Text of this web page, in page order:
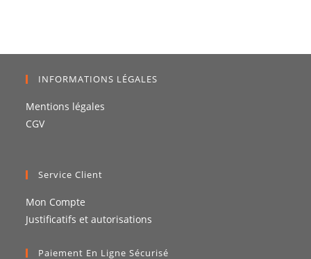
INFORMATIONS LÉGALES
Mentions légales
CGV
Service Client
Mon Compte
Justificatifs et autorisations
Paiement En Ligne Sécurisé